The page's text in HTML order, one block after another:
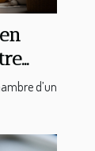
d’un